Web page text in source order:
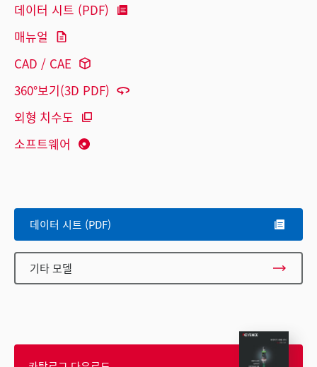
데이터 시트 (PDF)
매뉴얼
CAD / CAE
360°보기(3D PDF)
외형 치수도
소프트웨어
데이터 시트 (PDF)
기타 모델